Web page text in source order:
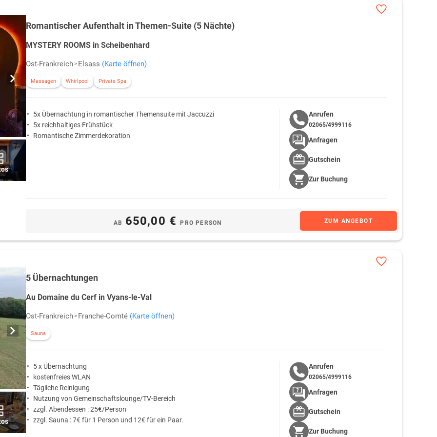
Romantischer Aufenthalt in Themen-Suite (5 Nächte)
MYSTERY ROOMS in Scheibenhard
Ost-Frankreich Elsass (Karte öffnen)
Massagen Whirlpool Private Spa
5x Übernachtung in romantischer Themensuite mit Jaccuzzi
5x reichhaltiges Frühstück
Romantische Zimmerdekoration
AB 650,00 €PRO PERSON ZUM ANGEBOT
Anrufen
02065/4999116
Anfragen
Gutschein
Zur Buchung
5 Übernachtungen
Au Domaine du Cerf in Vyans-le-Val
Ost-Frankreich Franche-Comté (Karte öffnen)
Sauna
5 x Übernachtung
kostenfreies WLAN
Tägliche Reinigung
Nutzung von Gemeinschaftslounge/TV-Bereich
zzgl. Abendessen : 25€/Person
zzgl. Sauna : 7€ für 1 Person und 12€ für ein Paar.
Anrufen
02065/4999116
Anfragen
Gutschein
Zur Buchung